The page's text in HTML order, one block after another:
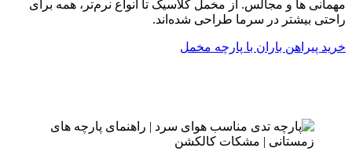
مهمانی ها و مجالس. از مخمل کلاسیک تا انواع نرم‌تر، همه برای
راحتی بیشتر در سرما طراحی شده‌اند.
خرید پیراهن باران با پارچه مخمل